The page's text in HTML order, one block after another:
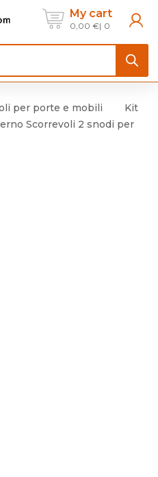
My cart
0,00 € 0
per porte e mobili
Kit
Scorrevoli 2 snodi per